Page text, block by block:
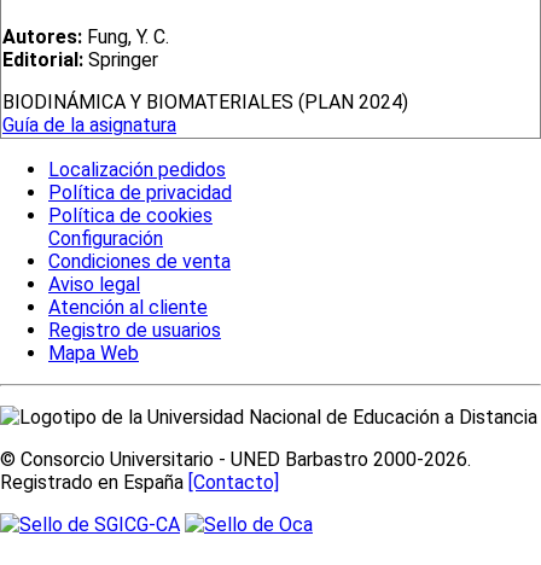
Autores: Fung, Y. C.
Editorial: Springer
BIODINÁMICA Y BIOMATERIALES (PLAN 2024)
Guía de la asignatura
Localización pedidos
Política de privacidad
Política de cookies
Configuración
Condiciones de venta
Aviso legal
Atención al cliente
Registro de usuarios
Mapa Web
© Consorcio Universitario - UNED Barbastro 2000-2026.
Registrado en España [Contacto]